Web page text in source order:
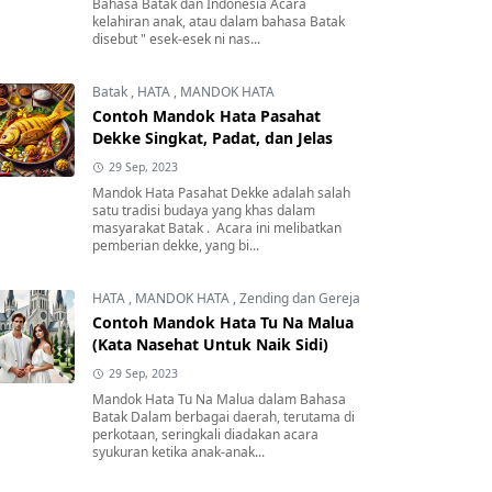
Bahasa Batak dan Indonesia Acara
kelahiran anak, atau dalam bahasa Batak
disebut " esek-esek ni nas...
Batak , HATA , MANDOK HATA
Contoh Mandok Hata Pasahat
Dekke Singkat, Padat, dan Jelas
29 Sep, 2023
Mandok Hata Pasahat Dekke adalah salah
satu tradisi budaya yang khas dalam
masyarakat Batak . Acara ini melibatkan
pemberian dekke, yang bi...
HATA , MANDOK HATA ,Zending dan Gereja
Contoh Mandok Hata Tu Na Malua
(Kata Nasehat Untuk Naik Sidi)
29 Sep, 2023
Mandok Hata Tu Na Malua dalam Bahasa
Batak Dalam berbagai daerah, terutama di
perkotaan, seringkali diadakan acara
syukuran ketika anak-anak...